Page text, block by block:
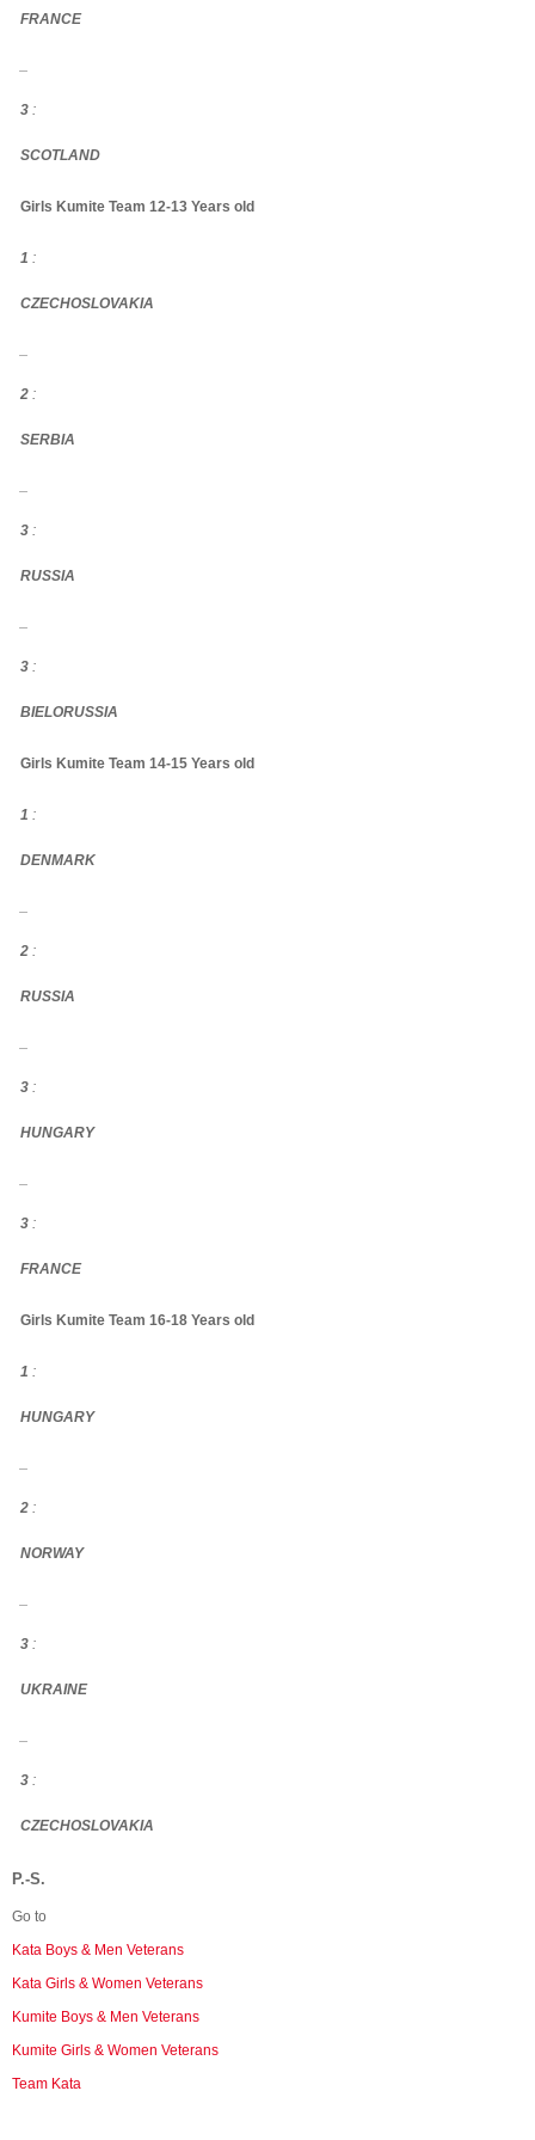
FRANCE
3 :
SCOTLAND
Girls Kumite Team 12-13 Years old
1 :
CZECHOSLOVAKIA
2 :
SERBIA
3 :
RUSSIA
3 :
BIELORUSSIA
Girls Kumite Team 14-15 Years old
1 :
DENMARK
2 :
RUSSIA
3 :
HUNGARY
3 :
FRANCE
Girls Kumite Team 16-18 Years old
1 :
HUNGARY
2 :
NORWAY
3 :
UKRAINE
3 :
CZECHOSLOVAKIA
P.-S.
Go to
Kata Boys & Men Veterans
Kata Girls & Women Veterans
Kumite Boys & Men Veterans
Kumite Girls & Women Veterans
Team Kata